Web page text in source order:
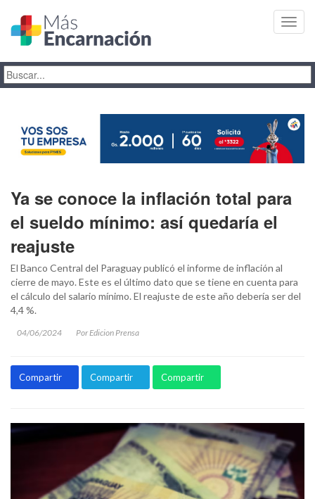
Ya se conoce la inflación total para
el sueldo mínimo: así quedaría el
reajuste
El Banco Central del Paraguay publicó el informe de inflación al
cierre de mayo. Este es el último dato que se tiene en cuenta para
el cálculo del salario mínimo. El reajuste de este año debería ser del
4,4 %.
04/06/2024 Por Edicion Prensa
Compartir Compartir Compartir